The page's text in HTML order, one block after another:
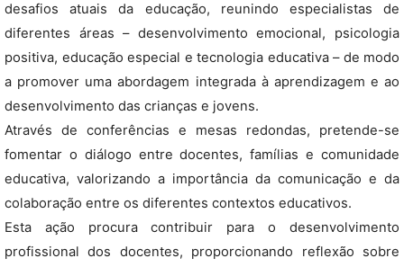
desafios atuais da educação, reunindo especialistas de
diferentes áreas – desenvolvimento emocional, psicologia
positiva, educação especial e tecnologia educativa – de modo
a promover uma abordagem integrada à aprendizagem e ao
desenvolvimento das crianças e jovens.
Através de conferências e mesas redondas, pretende-se
fomentar o diálogo entre docentes, famílias e comunidade
educativa, valorizando a importância da comunicação e da
colaboração entre os diferentes contextos educativos.
Esta ação procura contribuir para o desenvolvimento
profissional dos docentes, proporcionando reflexão sobre